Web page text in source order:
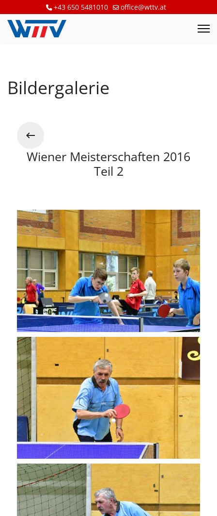
+43 650 5481010 office@wttv.at
Bildergalerie
Wiener Meisterschaften 2016
Teil 2